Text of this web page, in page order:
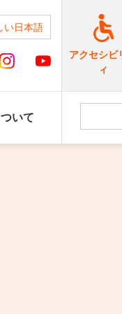
い日本語
アクセシビ
ィ
いて